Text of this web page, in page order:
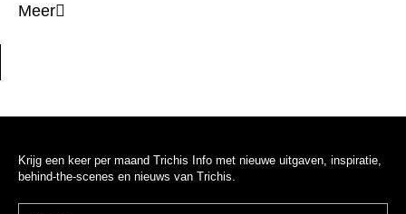
Meer
Krijg een keer per maand Trichis Info met nieuwe uitgaven, inspiratie,
behind-the-scenes en nieuws van Trichis.